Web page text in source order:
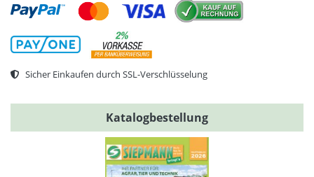
Sicher Einkaufen durch SSL-Verschlüsselung
Katalogbestellung